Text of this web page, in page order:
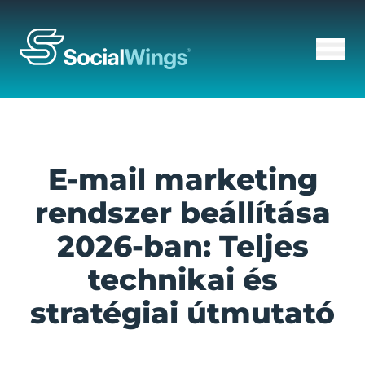
E-mail marketing
rendszer beállítása
2026-ban: Teljes
technikai és
stratégiai útmutató